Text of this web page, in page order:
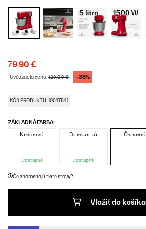
79,90 €
Uvádzacia cena:129,90 € -38%
KÓD PRODUKTU: 10047841
ZÁKLADNÁ FARBA:
Krémová
Dostupné
Strieborná
Dostupné
Červená
Čo znamenajú tieto stavy?
Vložiť do košíka